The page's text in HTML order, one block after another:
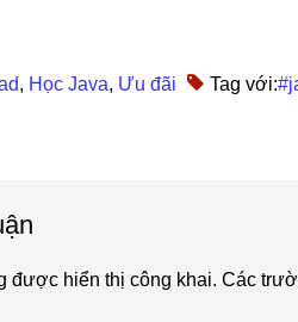
, Học Java, Ưu đãi Tag với:
được hiển thị công khai. Các